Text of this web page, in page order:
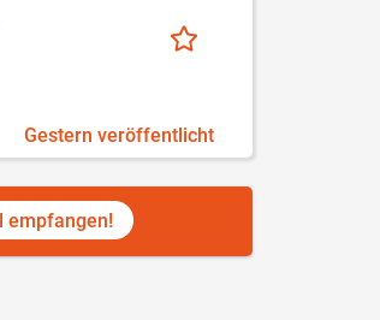
Gestern veröffentlicht
empfangen!